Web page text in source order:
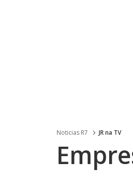
Noticias R7 JR na TV